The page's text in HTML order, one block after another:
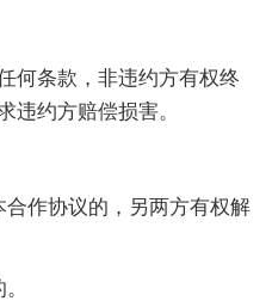
何条款，非违约方有权终
违约方赔偿损害。
作协议的，另两方有权解